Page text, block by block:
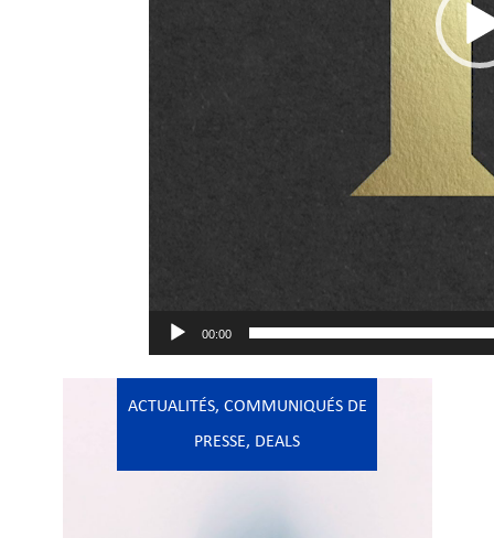
00:00
ACTUALITÉS, COMMUNIQUÉS DE
PRESSE, DEALS